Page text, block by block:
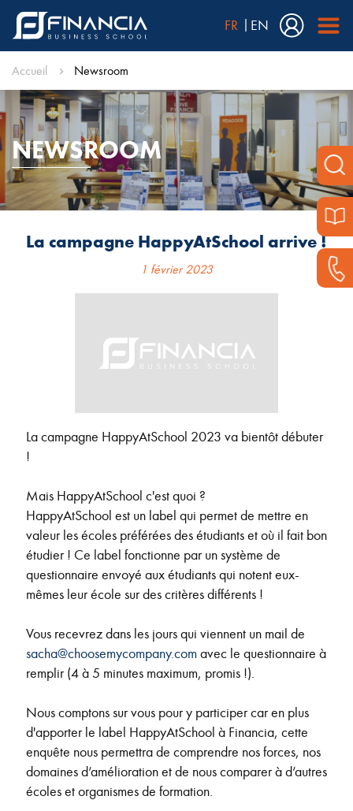
FR EN
Accueil Newsroom
NEWSROOM
La campagne HappyAtSchool arrive !
1 février 2023
La campagne HappyAtSchool 2023 va bientôt débuter
!
Mais HappyAtSchool c'est quoi ?
HappyAtSchool est un label qui permet de mettre en
valeur les écoles préférées des étudiants et où il fait bon
étudier ! Ce label fonctionne par un système de
questionnaire envoyé aux étudiants qui notent eux-
mêmes leur école sur des critères différents !
Vous recevrez dans les jours qui viennent un mail de
sacha@choosemycompany.com avec le questionnaire à
remplir (4 à 5 minutes maximum, promis !).
Nous comptons sur vous pour y participer car en plus
d'apporter le label HappyAtSchool à Financia, cette
enquête nous permettra de comprendre nos forces, nos
domaines d’amélioration et de nous comparer à d’autres
écoles et organismes de formation.